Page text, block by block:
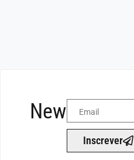
Newsletter
Inscrever